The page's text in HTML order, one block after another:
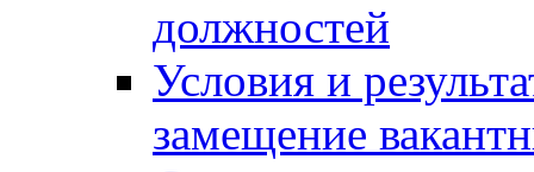
должностей
Условия и
замещение